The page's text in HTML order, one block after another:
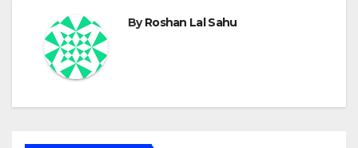
ByRoshan Lal Sahu